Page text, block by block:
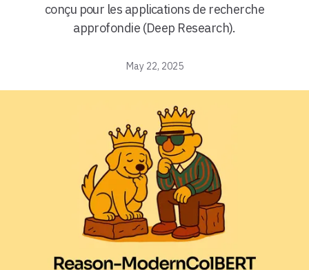
conçu pour les applications de recherche
approfondie (Deep Research).
May 22, 2025